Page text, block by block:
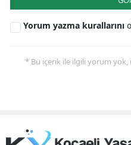
Yorum yazma kurallarını
* Bu içerik ile ilgili yorum yok,